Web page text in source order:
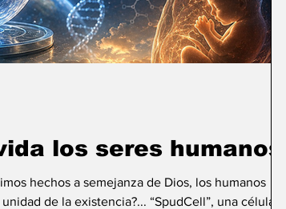
los seres humanos?
hechos a semejanza de Dios, los humanos
de la existencia?... “SpudCell”, una célula